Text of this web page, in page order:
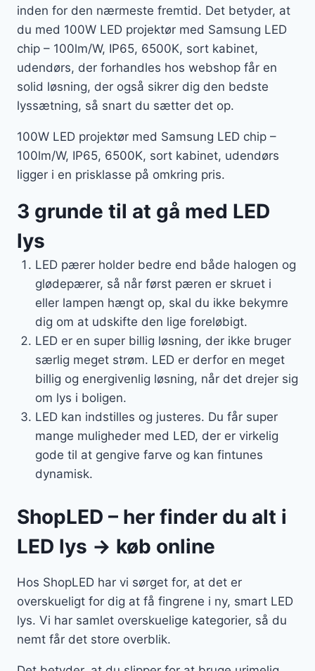
inden for den nærmeste fremtid. Det betyder, at
du med 100W LED projektør med Samsung LED
chip – 100lm/W, IP65, 6500K, sort kabinet,
udendørs, der forhandles hos webshop får en
solid løsning, der også sikrer dig den bedste
lyssætning, så snart du sætter det op.
100W LED projektør med Samsung LED chip –
100lm/W, IP65, 6500K, sort kabinet, udendørs
ligger i en prisklasse på omkring pris.
3 grunde til at gå med LED
lys
LED pærer holder bedre end både halogen og
glødepærer, så når først pæren er skruet i
eller lampen hængt op, skal du ikke bekymre
dig om at udskifte den lige foreløbigt.
LED er en super billig løsning, der ikke bruger
særlig meget strøm. LED er derfor en meget
billig og energivenlig løsning, når det drejer sig
om lys i boligen.
LED kan indstilles og justeres. Du får super
mange muligheder med LED, der er virkelig
gode til at gengive farve og kan fintunes
dynamisk.
ShopLED – her finder du alt i
LED lys → køb online
Hos ShopLED har vi sørget for, at det er
overskueligt for dig at få fingrene i ny, smart LED
lys. Vi har samlet overskuelige kategorier, så du
nemt får det store overblik.